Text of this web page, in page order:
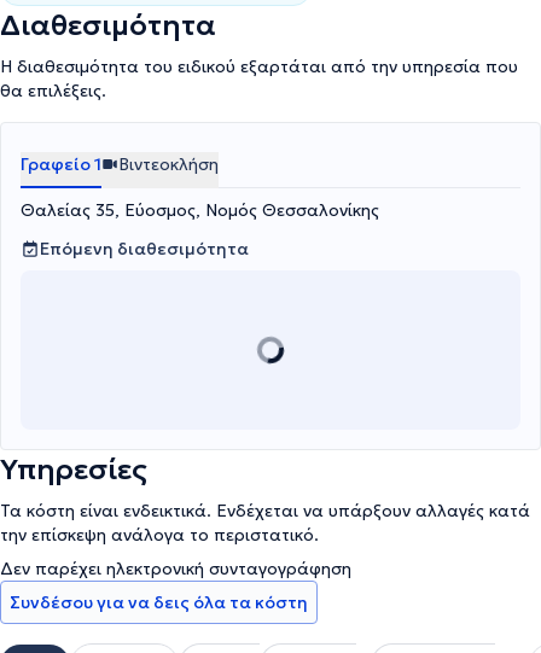
Διαθεσιμότητα
Η διαθεσιμότητα του ειδικού εξαρτάται από την υπηρεσία που
θα επιλέξεις.
Γραφείο 1 Βιντεοκλήση
Θαλείας 35, Εύοσμος, Νομός Θεσσαλονίκης
Επόμενη διαθεσιμότητα
Υπηρεσίες
Τα κόστη είναι ενδεικτικά. Ενδέχεται να υπάρξουν αλλαγές κατά
την επίσκεψη ανάλογα το περιστατικό.
Δεν παρέχει ηλεκτρονική συνταγογράφηση
Συνδέσου για να δεις όλα τα κόστη